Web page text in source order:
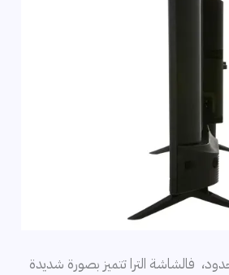
فالشاشة الترا تتميز بصورة شديدة